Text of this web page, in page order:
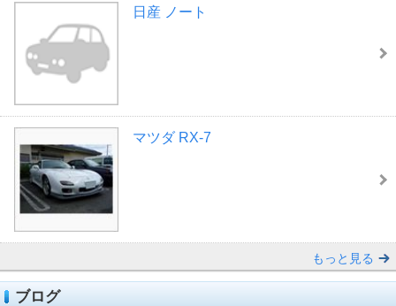
日産 ノート
マツダ RX-7
もっと見る
ブログ